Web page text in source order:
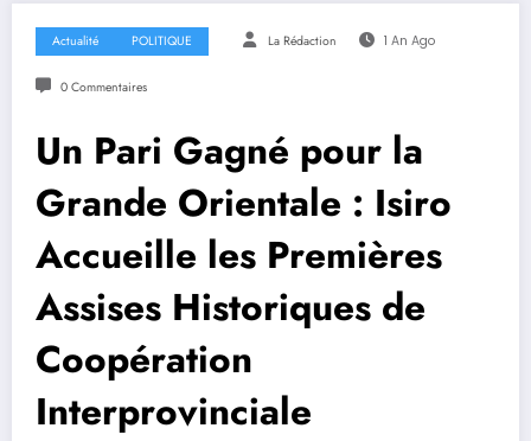
Actualité POLITIQUE La Rédaction 1 An Ago
0 Commentaires
Un Pari Gagné pour la
Grande Orientale : Isiro
Accueille les Premières
Assises Historiques de
Coopération
Interprovinciale